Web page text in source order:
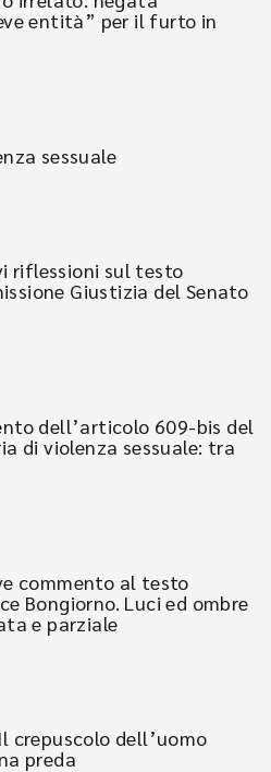
entità” per il furto in
sessuale
riflessioni sul testo
Giustizia del Senato
dell’articolo 609-bis del
di violenza sessuale: tra
commento al testo
Bongiorno. Luci ed ombre
e parziale
crepuscolo dell’uomo
preda